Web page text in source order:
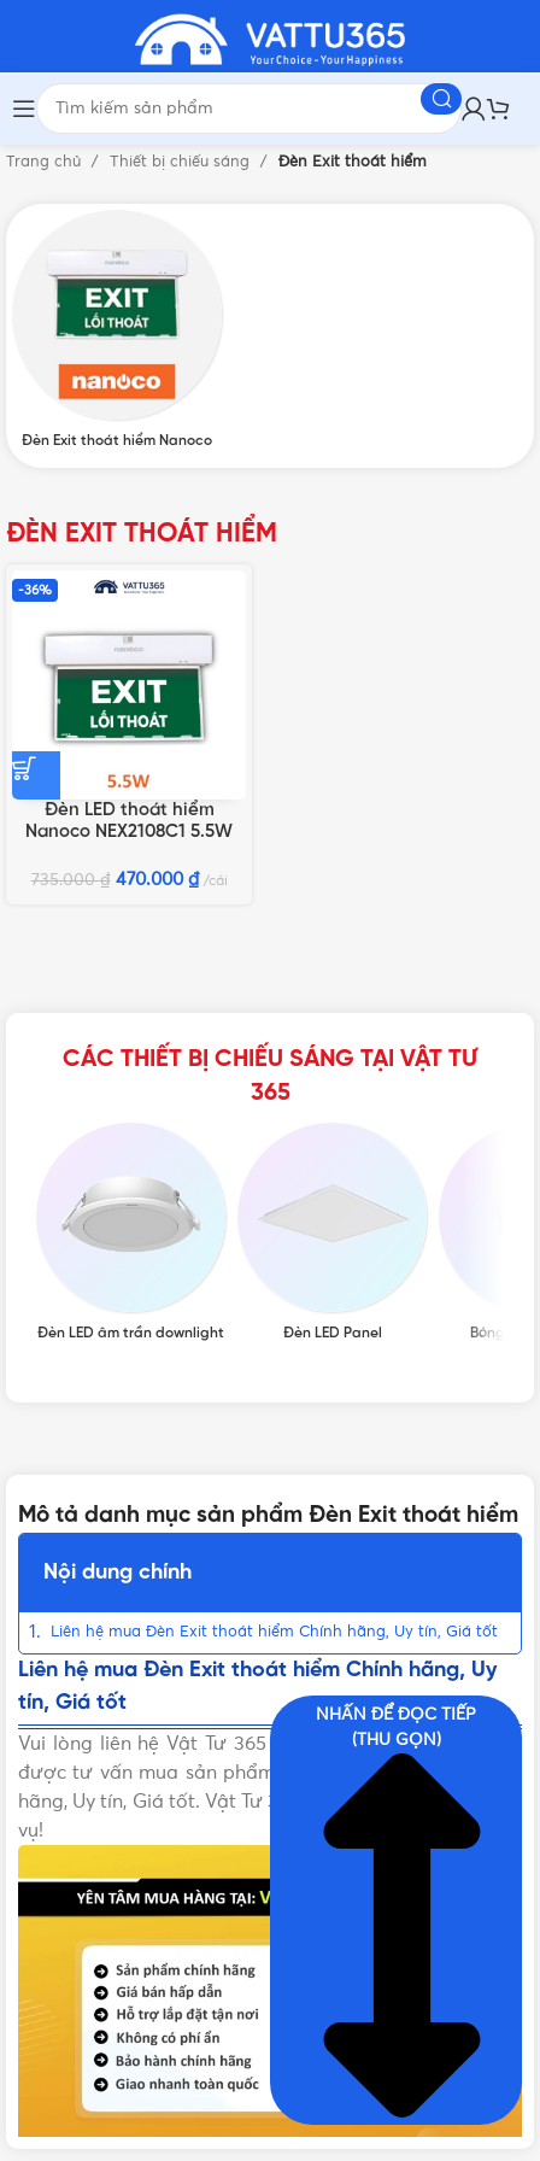
Trang chủ Thiết bị chiếu sáng Đèn Exit thoát hiểm
Đèn Exit thoát hiểm Nanoco
ĐÈN EXIT THOÁT HIỂM
-36%
Đèn LED thoát hiểm
Nanoco NEX2108C1 5.5W
735.000₫ 470.000 ₫ cái
CÁC THIẾT BỊ CHIẾU SÁNG TẠI VẬT TƯ
365
Đèn LED âm trần downlight Đèn LED Panel Bóng đèn
Mô tả danh mục sản phẩm Đèn Exit thoát hiểm
Nội dung chính
Liên hệ mua Đèn Exit thoát hiểm Chính hãng, Uy tín, Giá tốt
Liên hệ mua Đèn Exit thoát hiểm Chính hãng, Uy
tín, Giá tốt
Vui lòng liên hệ Vật Tư 365 theo các kênh bên dưới để
được tư vấn mua sản phẩm Đèn Exit thoát hiểm Chính
hãng, Uy tín, Giá tốt. Vật Tư 365 rất hân hạnh được phục
vụ!
NHẤN ĐỂ ĐỌC TIẾP
(THU GỌN)